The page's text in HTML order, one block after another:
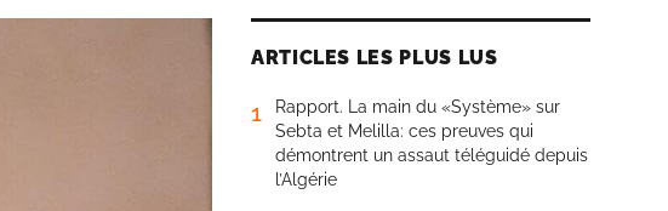
ARTICLES LES PLUS LUS
1
Rapport. La main du «Système» sur
Sebta et Melilla: ces preuves qui
démontrent un assaut téléguidé depuis
l’Algérie